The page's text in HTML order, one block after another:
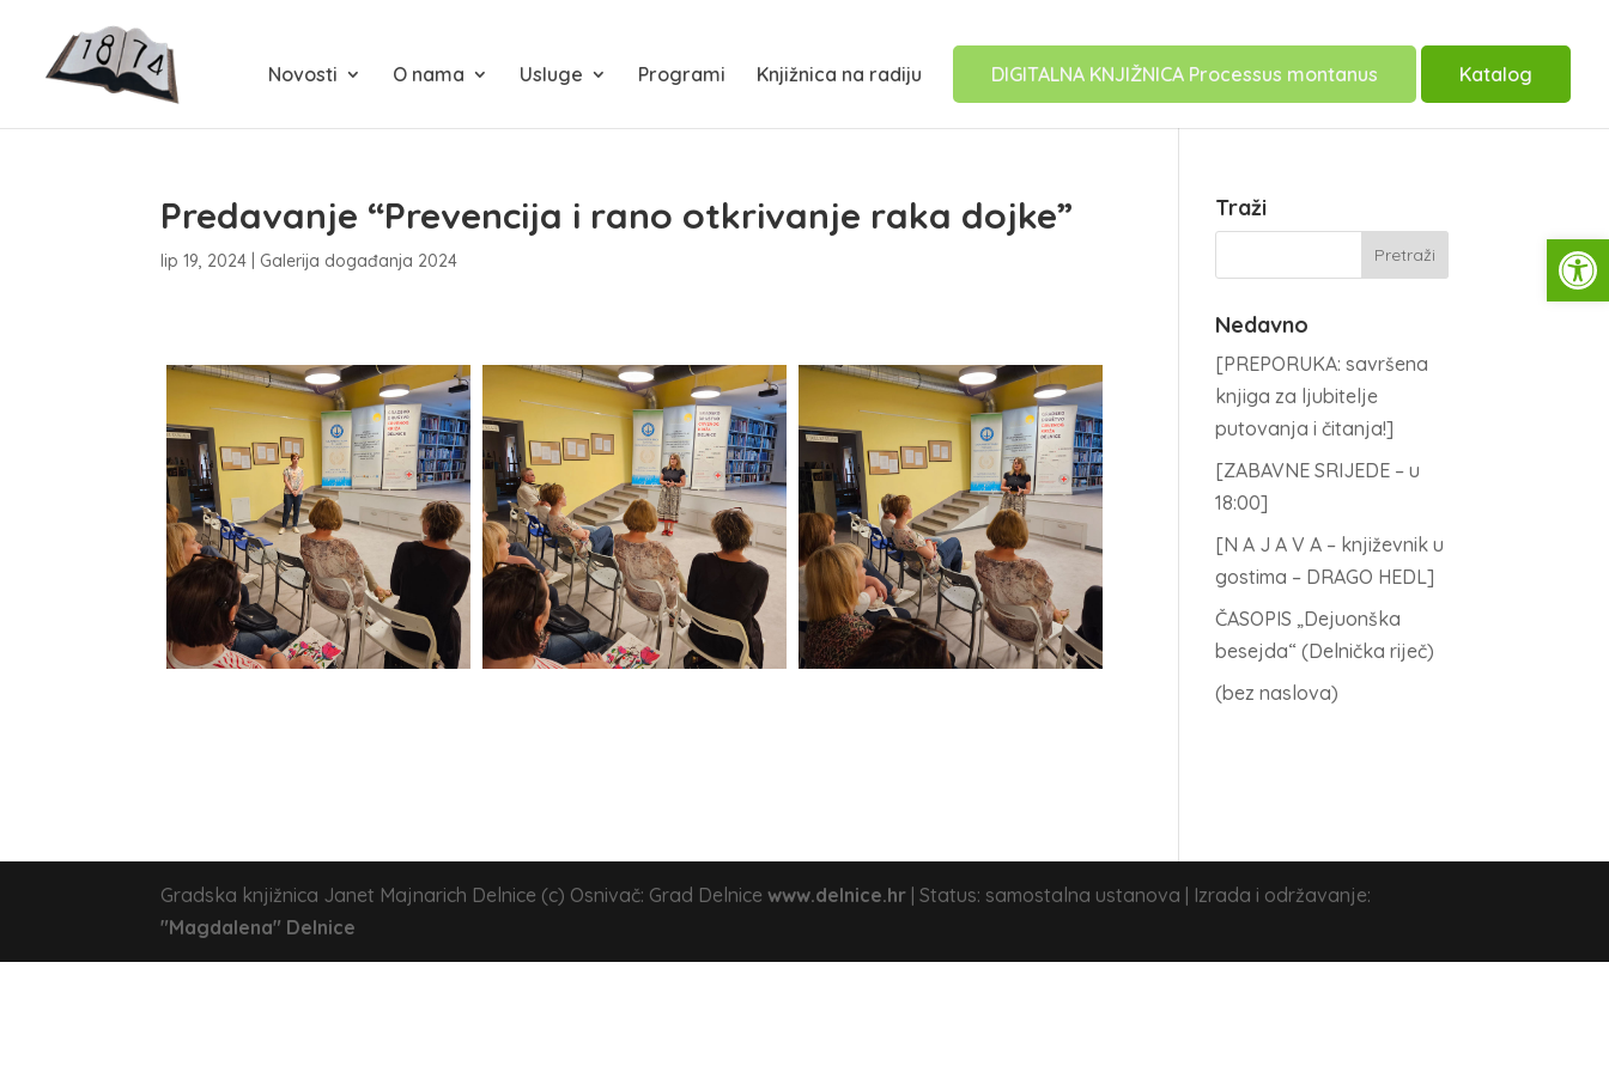
Novosti O nama Usluge Programi Knjižnica na radiju DIGITALNA KNJIŽNICA Processus montanus Katalog
Predavanje “Prevencija i rano otkrivanje raka dojke”
lip 19, 2024 Galerija događanja 2024
Traži
Nedavno
[PREPORUKA: savršena
knjiga za ljubitelje
putovanja i čitanja!]
[ZABAVNE SRIJEDE – u
18:00]
[N A J A V A – književnik u
gostima – DRAGO HEDL]
ČASOPIS „Dejuonška
besejda“ (Delnička riječ)
(bez naslova)
Gradska knjižnica Janet Majnarich Delnice (c) Osnivač: Grad Delnicewww.delnice.hr | Status: samostalna ustanova | Izrada i održavanje:
"Magdalena" Delnice